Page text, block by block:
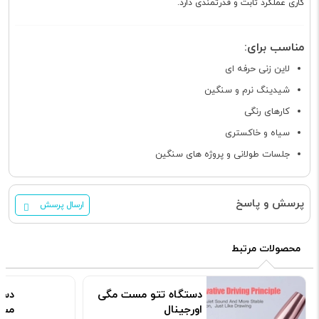
کاری عملکرد ثابت و قدرتمندی دارد.
مناسب برای:
لاین زنی حرفه ای
شیدینگ نرم و سنگین
کارهای رنگی
سیاه و خاکستری
جلسات طولانی و پروژه های سنگین
پرسش و پاسخ ارسال پرسش
محصولات مرتبط
دستگاه تتو مست مگی
اورجینال